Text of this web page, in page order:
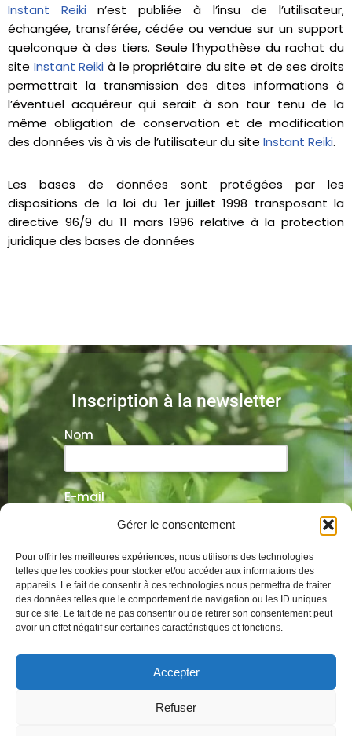
Gérer le consentement
Pour offrir les meilleures expériences, nous utilisons des technologies
telles que les cookies pour stocker et/ou accéder aux informations des
appareils. Le fait de consentir à ces technologies nous permettra de traiter
des données telles que le comportement de navigation ou les ID uniques
sur ce site. Le fait de ne pas consentir ou de retirer son consentement peut
avoir un effet négatif sur certaines caractéristiques et fonctions.
Accepter
Refuser
Instant Reiki n’est publiée à l’insu de l’utilisateur,
échangée, transférée, cédée ou vendue sur un support
quelconque à des tiers. Seule l’hypothèse du rachat du
site Instant Reiki à le propriétaire du site et de ses droits
permettrait la transmission des dites informations à
l’éventuel acquéreur qui serait à son tour tenu de la
même obligation de conservation et de modification
des données vis à vis de l’utilisateur du site Instant Reiki.
Les bases de données sont protégées par les
dispositions de la loi du 1er juillet 1998 transposant la
directive 96/9 du 11 mars 1996 relative à la protection
juridique des bases de données
Inscription à la newsletter
Nom
E-mail
Veuillez laisser ce champ vide.
Alternative:
Politique de cookies